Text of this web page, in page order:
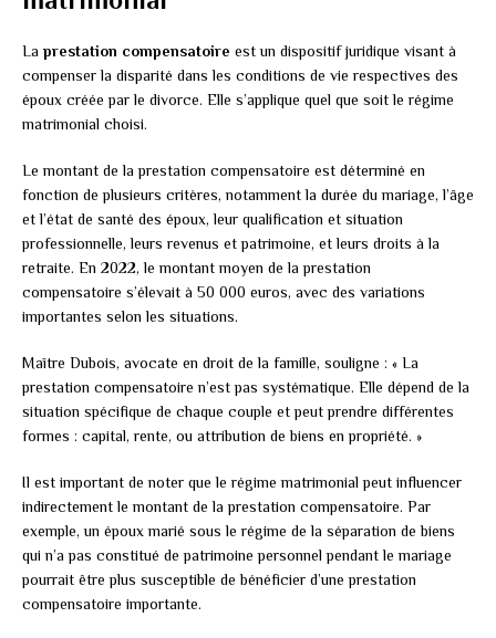
La prestation compensatoire est un dispositif juridique visant à
compenser la disparité dans les conditions de vie respectives des
époux créée par le divorce. Elle s’applique quel que soit le régime
matrimonial choisi.
Le montant de la prestation compensatoire est déterminé en
fonction de plusieurs critères, notamment la durée du mariage, l’âge
et l’état de santé des époux, leur qualification et situation
professionnelle, leurs revenus et patrimoine, et leurs droits à la
retraite. En 2022, le montant moyen de la prestation
compensatoire s’élevait à 50 000 euros, avec des variations
importantes selon les situations.
Maître Dubois, avocate en droit de la famille, souligne : « La
prestation compensatoire n’est pas systématique. Elle dépend de la
situation spécifique de chaque couple et peut prendre différentes
formes : capital, rente, ou attribution de biens en propriété. »
Il est important de noter que le régime matrimonial peut influencer
indirectement le montant de la prestation compensatoire. Par
exemple, un époux marié sous le régime de la séparation de biens
qui n’a pas constitué de patrimoine personnel pendant le mariage
pourrait être plus susceptible de bénéficier d’une prestation
compensatoire importante.